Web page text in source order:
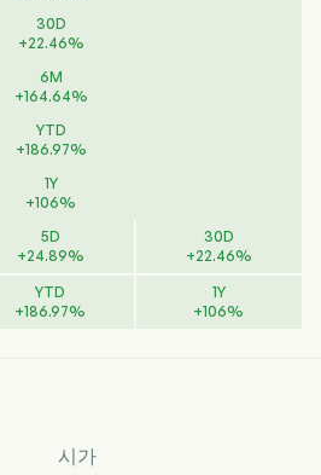
30D
+22.46%
6M
+164.64%
YTD
+186.97%
1Y
+106%
5D
+24.89%
30D
+22.46%
YTD
+186.97%
1Y
+106%
시가